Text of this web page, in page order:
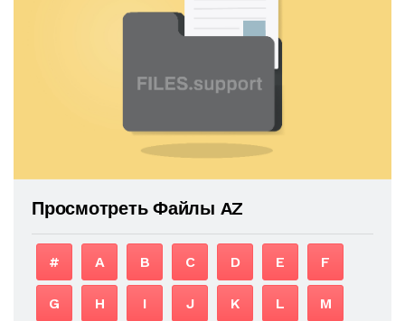
Просмотреть Файлы AZ
# A B C D E F
G H I J K L M